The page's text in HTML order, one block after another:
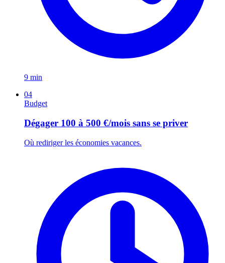
9 min
04
Budget
Dégager 100 à 500 €/mois sans se priver
Où rediriger les économies vacances.